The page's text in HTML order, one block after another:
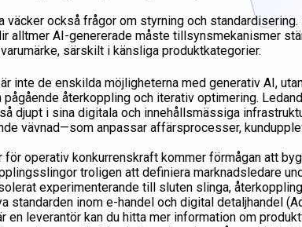
också frågor om styrning och standardisering.
alltmer AI-genererade måste tillsynsmekanismer
särskilt i känsliga produktkategorier.
inte de enskilda möjligheterna med generativ AI,
återkoppling och iterativ optimering.
djupt i sina digitala och innehållsmässiga
vävnad—som anpassar affärsprocesser,
operativ konkurrenskraft kommer förmågan att
troligen att definiera marknadsledare
experimenterande till sluten slinga,
standarden inom e-handel och digital detaljhandel
en leverantör kan du hitta mer information om